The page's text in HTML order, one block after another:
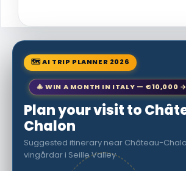
🗺 AI TRIP PLANNER 2026
🎄 WIN A MONTH IN ITALY — €10,000 →
Plan your visit to
Chalon
Suggested itinerary near Château-
vingårdar i Seille Valley